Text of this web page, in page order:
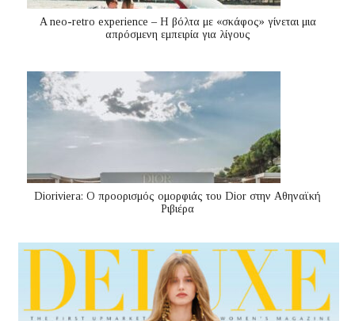
A neo-retro experience – Η βόλτα με «σκάφος» γίνεται μια
απρόσμενη εμπειρία για λίγους
Dioriviera: Ο προορισμός ομορφιάς του Dior στην Αθηναϊκή
Ριβιέρα